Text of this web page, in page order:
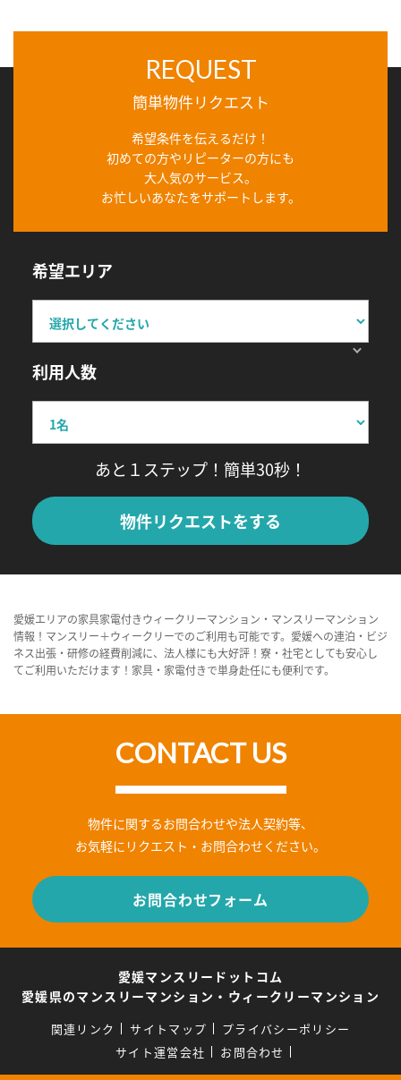
REQUEST
簡単物件リクエスト
希望条件を伝えるだけ！
初めての方やリピーターの方にも
大人気のサービス。
お忙しいあなたをサポートします。
希望エリア
利用人数
あと１ステップ！簡単30秒！
物件リクエストをする
愛媛エリアの家具家電付きウィークリーマンション・マンスリーマンション
情報！マンスリー＋ウィークリーでのご利用も可能です。愛媛への連泊・ビジ
ネス出張・研修の経費削減に、法人様にも大好評！寮・社宅としても安心し
てご利用いただけます！家具・家電付きで単身赴任にも便利です。
CONTACT US
物件に関するお問合わせや法人契約等、
お気軽にリクエスト・お問合わせください。
お問合わせフォーム
愛媛マンスリードットコム
愛媛県のマンスリーマンション・ウィークリーマンション
関連リンク サイトマップ
プライバシーポリシー
サイト運営会社
お問合わせ